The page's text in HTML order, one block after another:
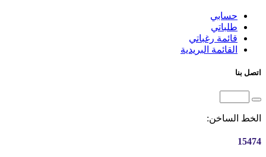
حسابي
طلباتي
قائمة رغباتي
القائمة البريدية
اتصل بنا
الخط الساخن:
15474